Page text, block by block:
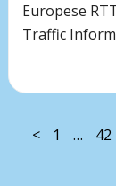
Europese
Traffic
< 1 … 42